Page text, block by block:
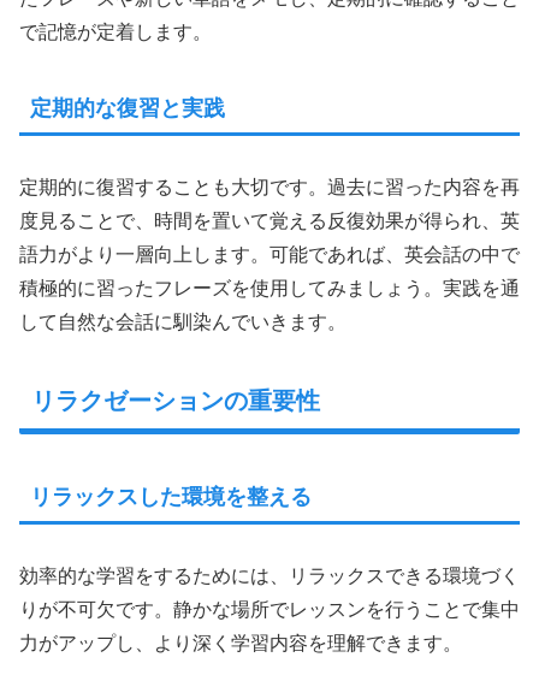
で記憶が定着します。
定期的な復習と実践
定期的に復習することも大切です。過去に習った内容を再
度見ることで、時間を置いて覚える反復効果が得られ、英
語力がより一層向上します。可能であれば、英会話の中で
積極的に習ったフレーズを使用してみましょう。実践を通
して自然な会話に馴染んでいきます。
リラクゼーションの重要性
リラックスした環境を整える
効率的な学習をするためには、リラックスできる環境づく
りが不可欠です。静かな場所でレッスンを行うことで集中
力がアップし、より深く学習内容を理解できます。